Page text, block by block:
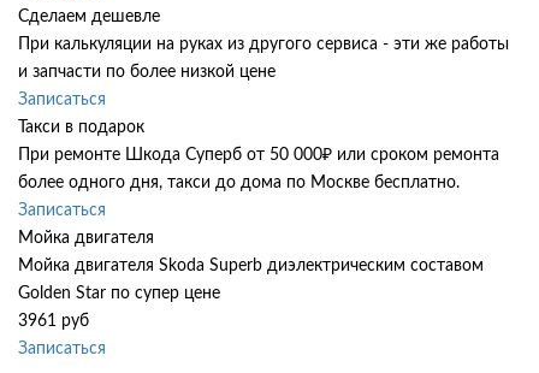
Сделаем дешевле
При калькуляции на руках из другого сервиса - эти же работы
и запчасти по более низкой цене
Записаться
Такси в подарок
При ремонте Шкода Суперб от 50 000₽ или сроком ремонта
более одного дня, такси до дома по Москве бесплатно.
Записаться
Мойка двигателя
Мойка двигателя Skoda Superb диэлектрическим составом
Golden Star по супер цене
3961 руб
Записаться